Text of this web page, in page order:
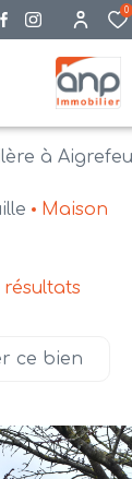
0
Maison
résultats
ce bien